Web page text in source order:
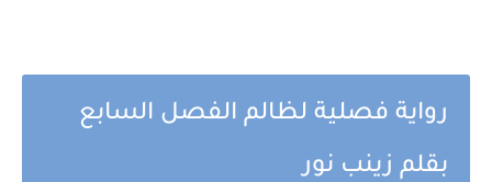
رواية فصلية لظالم الفصل السابع
بقلم زينب نور